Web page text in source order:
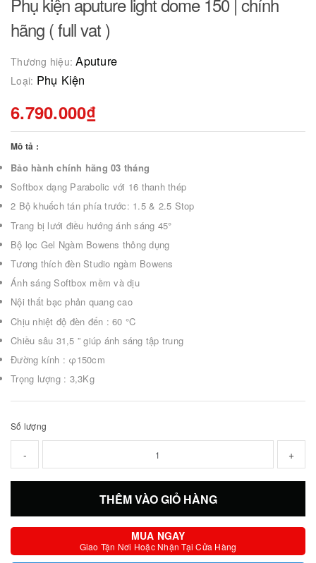
hãng ( full vat )
Thương hiệu:Aputure
Loại: Phụ Kiện
6.790.000₫
Mô tả :
Bảo hành chính hãng 03 tháng
Softbox dạng Parabolic với 16 thanh thép
2 Bộ khuếch tán phía trước: 1.5 & 2.5 Stop
Trang bị lưới điều hướng ánh sáng 45°
Bộ lọc Gel Ngàm Bowens thông dụng
Tương thích đèn Studio ngàm Bowens
Ánh sáng Softbox mềm và dịu
Nội thất bạc phản quang cao
Chịu nhiệt độ đèn đến : 60 °C
Chiều sâu 31,5 ” giúp ánh sáng tập trung
Đường kính : φ150cm
Trọng lượng : 3,3Kg
Số lượng
- +
THÊM VÀO GIỎ HÀNG
MUA NGAY
Giao Tận Nơi Hoặc Nhận Tại Cửa Hàng